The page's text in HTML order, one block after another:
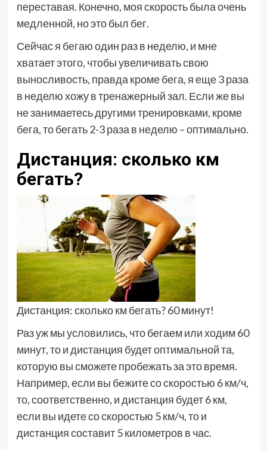
переставая. Конечно, моя скорость была очень
медленной, но это был бег.
Сейчас я бегаю один раз в неделю, и мне
хватает этого, чтобы увеличивать свою
выносливость, правда кроме бега, я еще 3 раза
в неделю хожу в тренажерный зал. Если же вы
не занимаетесь другими тренировками, кроме
бега, то бегать 2-3 раза в неделю – оптимально.
Дистанция: сколько км
бегать?
Дистанция: сколько км бегать? 60 минут!
Раз уж мы условились, что бегаем или ходим 60
минут, то и дистанция будет оптимальной та,
которую вы сможете пробежать за это время.
Например, если вы бежите со скоростью 6 км/ч,
то, соответственно, и дистанция будет 6 км,
если вы идете со скоростью 5 км/ч, то и
дистанция составит 5 километров в час.